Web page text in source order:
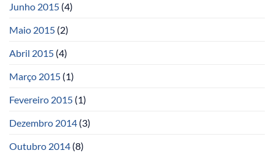
Junho 2015 (4)
Maio 2015 (2)
Abril 2015 (4)
Março 2015 (1)
Fevereiro 2015 (1)
Dezembro 2014 (3)
Outubro 2014 (8)